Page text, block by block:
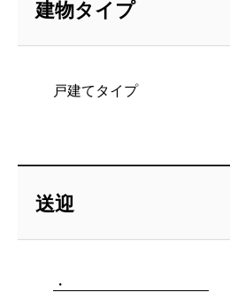
建物タイプ
戸建てタイプ
送迎
・